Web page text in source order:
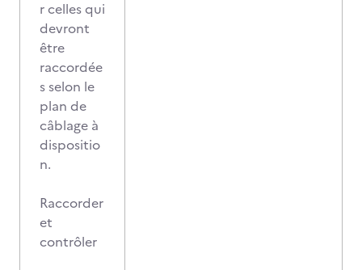
r celles qui
devront
être
raccordée
s selon le
plan de
câblage à
dispositio
n.
Raccorder
et
contrôler